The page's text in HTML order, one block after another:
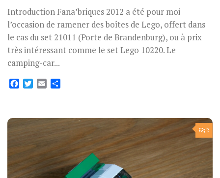
Introduction Fana’briques 2012 a été pour moi
l’occasion de ramener des boîtes de Lego, offert dans
le cas du set 21011 (Porte de Brandenburg), ou à prix
très intéressant comme le set Lego 10220. Le
camping-car...
Facebook
Twitter
Email
2